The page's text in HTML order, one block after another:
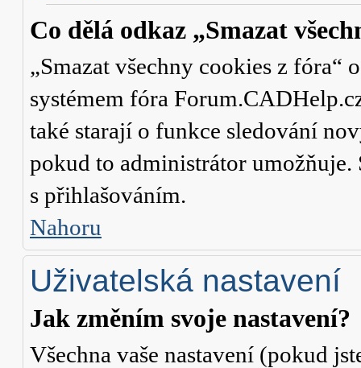
Co dělá odkaz „Smazat
„Smazat všechny cookies z fóra“
systémem fóra
také starají o funkce sledování
pokud to administrátor umožňuje.
s přihlašováním.
Nahoru
Uživatelská nastavení
Jak změním svoje nastavení?
Všechna vaše nastavení (pokud